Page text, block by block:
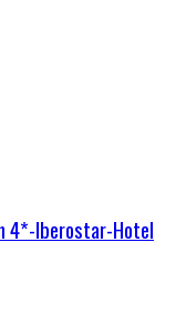
4*-Iberostar-Hotel